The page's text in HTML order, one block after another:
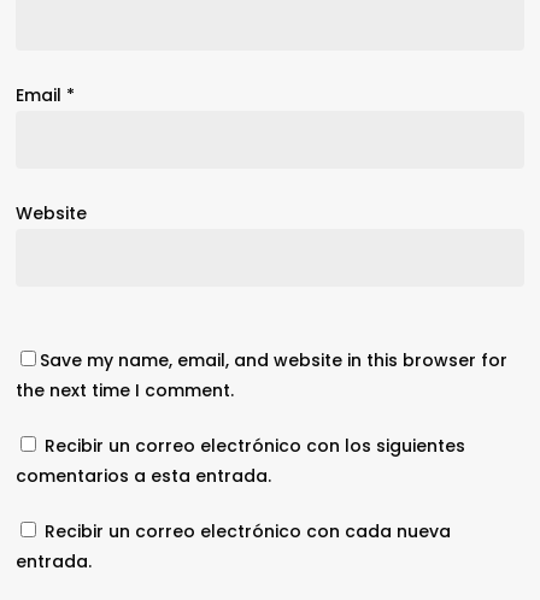
Email *
Website
Save my name, email, and website in this browser for
the next time I comment.
Recibir un correo electrónico con los siguientes
comentarios a esta entrada.
Recibir un correo electrónico con cada nueva
entrada.